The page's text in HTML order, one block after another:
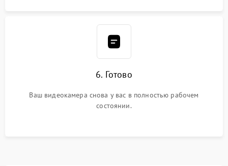
6. Готово
Ваш видеокамера снова у вас в полностью рабочем
состоянии.